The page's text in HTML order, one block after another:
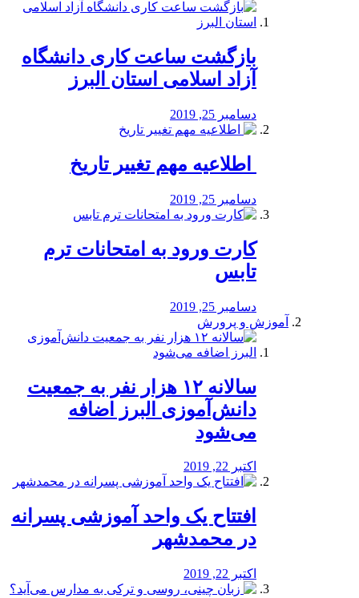
بازگشت ساعت کاری دانشگاه
آزاد اسلامی استان البرز
دسامبر 25, 2019
️ اطلاعیه مهم تغییر تاریخ
دسامبر 25, 2019
کارت ورود به امتحانات ترم
تابس
دسامبر 25, 2019
آموزش و پرورش
️سالانه ۱۲ هزار نفر به جمعیت
دانش‌آموزی البرز اضافه
می‌شود
اکتبر 22, 2019
افتتاح یک واحد آموزشی پسرانه
در محمدشهر
اکتبر 22, 2019